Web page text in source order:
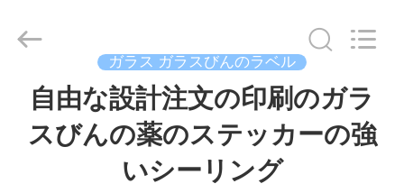
2017
(Xiamen)
ガラス ガラスびんのラベル
自由な設計注文の印刷のガラ
スびんの薬のステッカーの強
いシーリング